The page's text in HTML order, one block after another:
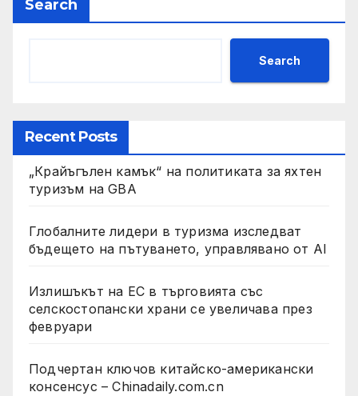
Search
Search
Recent Posts
„Крайъгълен камък“ на политиката за яхтен
туризъм на GBA
Глобалните лидери в туризма изследват
бъдещето на пътуването, управлявано от AI
Излишъкът на ЕС в търговията със
селскостопански храни се увеличава през
февруари
Подчертан ключов китайско-американски
консенсус – Chinadaily.com.cn